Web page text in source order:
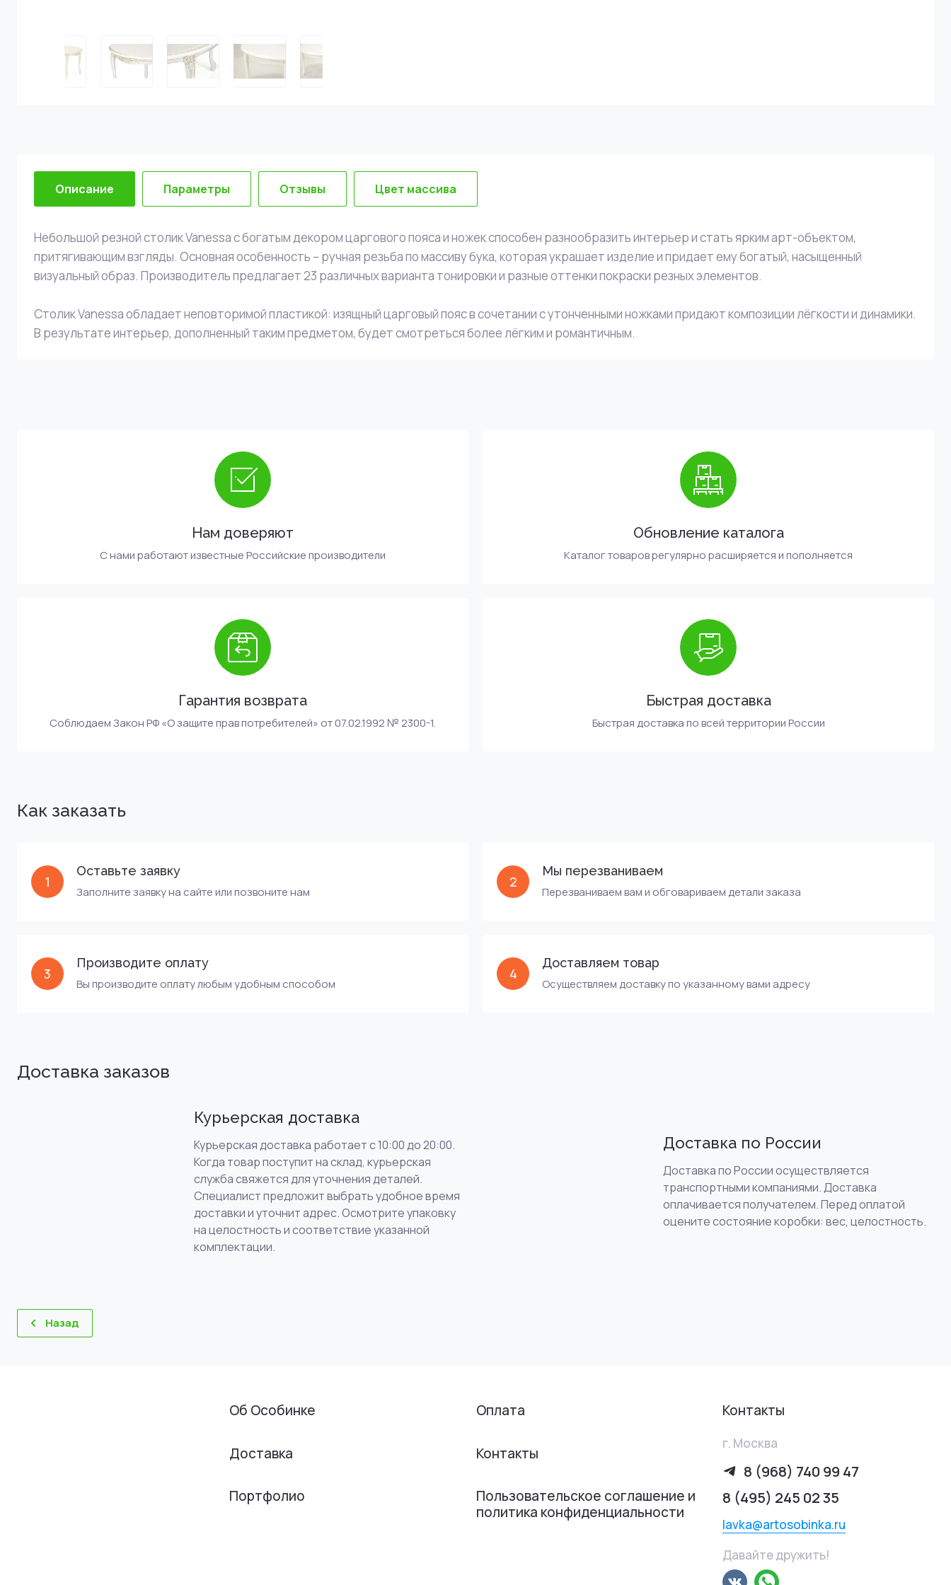
Описание Параметры Отзывы Цвет массива
Небольшой резной столик Vanessa с богатым декором царгового пояса и ножек способен разнообразить интерьер и стать ярким арт-объектом,
притягивающим взгляды. Основная особенность – ручная резьба по массиву бука, которая украшает изделие и придает ему богатый, насыщенный
визуальный образ. Производитель предлагает 23 различных варианта тонировки и разные оттенки покраски резных элементов.
Столик Vanessa обладает неповторимой пластикой: изящный царговый пояс в сочетании с утонченными ножками придают композиции лёгкости и динамики.
В результате интерьер, дополненный таким предметом, будет смотреться более лёгким и романтичным.
Нам доверяют
С нами работают известные Российские производители
Обновление каталога
Каталог товаров регулярно расширяется и пополняется
Гарантия возврата
Соблюдаем Закон РФ «О защите прав потребителей» от 07.02.1992 № 2300-1.
Быстрая доставка
Быстрая доставка по всей территории России
Как заказать
1
Оставьте заявку
Заполните заявку на сайте или позвоните нам
2
Мы перезваниваем
Перезваниваем вам и обговариваем детали заказа
3
Производите оплату
Вы производите оплату любым удобным способом
4
Доставляем товар
Осуществляем доставку по указанному вами адресу
Доставка заказов
Курьерская доставка
Курьерская доставка работает с 10:00 до 20:00.
Когда товар поступит на склад, курьерская
служба свяжется для уточнения деталей.
Специалист предложит выбрать удобное время
доставки и уточнит адрес. Осмотрите упаковку
на целостность и соответствие указанной
комплектации.
Доставка по России
Доставка по России осуществляется
транспортными компаниями. Доставка
оплачивается получателем. Перед оплатой
оцените состояние коробки: вес, целостность.
Назад
Об Особинке Оплата
Доставка Контакты
Портфолио
Пользовательское соглашение и
политика конфиденциальности
Контакты
г. Москва
8 (968) 740 99 47
8 (495) 245 02 35
lavka@artosobinka.ru
Давайте дружить!